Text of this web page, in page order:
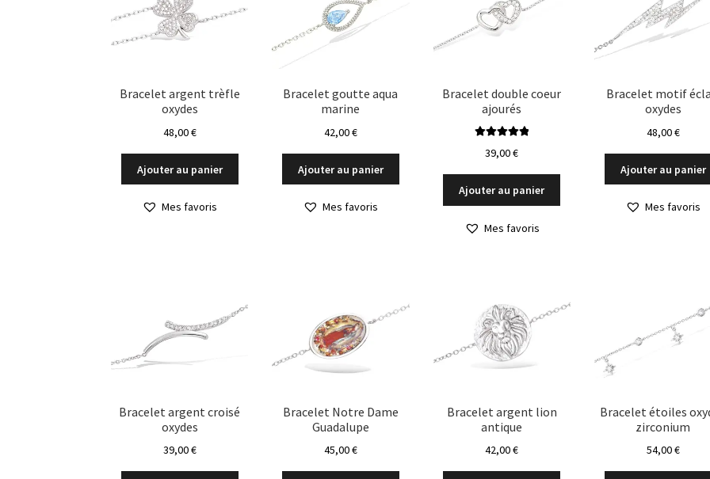
Bracelet argent trèfle
oxydes
48,00€
Ajouter au panier
Mes favoris
Bracelet goutte aqua
marine
42,00€
Ajouter au panier
Mes favoris
Bracelet double coeur
ajourés
39,00€
Ajouter au panier
Mes favoris
Bracelet motif
oxydes
48,00€
Ajouter au panier
Mes favoris
Bracelet argent croisé
oxydes
39,00€
Bracelet Notre Dame
Guadalupe
45,00€
Bracelet argent lion
antique
42,00€
Bracelet étoiles
zirconium
54,00€